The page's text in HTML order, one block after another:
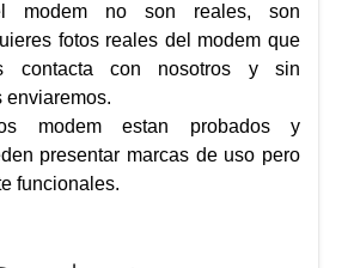
modem no son reales, son
fotos reales del modem que
contacta con nosotros y sin
enviaremos.
modem estan probados y
presentar marcas de uso pero
funcionales.